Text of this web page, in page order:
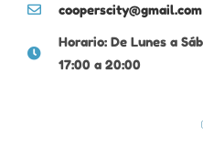
cooperscity@gmail.com
Horario: De Lunes a
17:00 a 20:00